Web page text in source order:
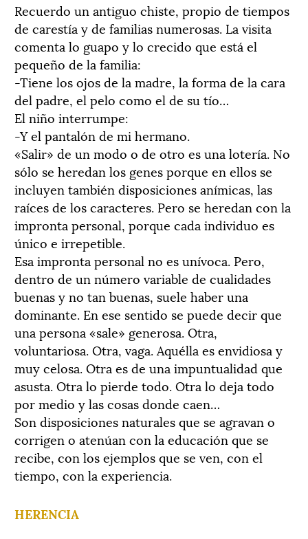
Recuerdo un antiguo chiste, propio de tiempos
de carestía y de familias numerosas. La visita
comenta lo guapo y lo crecido que está el
pequeño de la familia:
-Tiene los ojos de la madre, la forma de la cara
del padre, el pelo como el de su tío…
El niño interrumpe:
-Y el pantalón de mi hermano.
«Salir» de un modo o de otro es una lotería. No
sólo se heredan los genes porque en ellos se
incluyen también disposiciones anímicas, las
raíces de los caracteres. Pero se heredan con la
impronta personal, porque cada individuo es
único e irrepetible.
Esa impronta personal no es unívoca. Pero,
dentro de un número variable de cualidades
buenas y no tan buenas, suele haber una
dominante. En ese sentido se puede decir que
una persona «sale» generosa. Otra,
voluntariosa. Otra, vaga. Aquélla es envidiosa y
muy celosa. Otra es de una impuntualidad que
asusta. Otra lo pierde todo. Otra lo deja todo
por medio y las cosas donde caen…
Son disposiciones naturales que se agravan o
corrigen o atenúan con la educación que se
recibe, con los ejemplos que se ven, con el
tiempo, con la experiencia.
HERENCIA